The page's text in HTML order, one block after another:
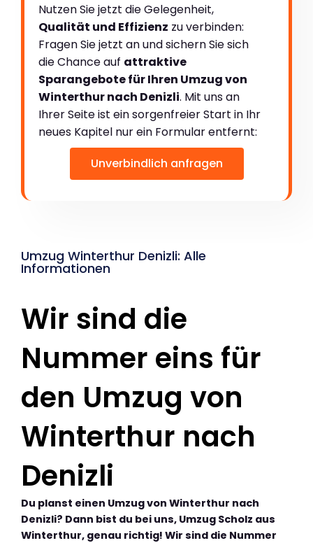
Nutzen Sie jetzt die Gelegenheit,
Qualität und Effizienz zu verbinden:
Fragen Sie jetzt an und sichern Sie sich
die Chance auf attraktive
Sparangebote für Ihren Umzug von
Winterthur nach Denizli. Mit uns an
Ihrer Seite ist ein sorgenfreier Start in Ihr
neues Kapitel nur ein Formular entfernt:
Unverbindlich anfragen
Umzug Winterthur Denizli: Alle
Informationen
Wir sind die
Nummer eins für
den Umzug von
Winterthur nach
Denizli
Du planst einen Umzug von Winterthur nach
Denizli? Dann bist du bei uns, Umzug Scholz aus
Winterthur, genau richtig! Wir sind die Nummer